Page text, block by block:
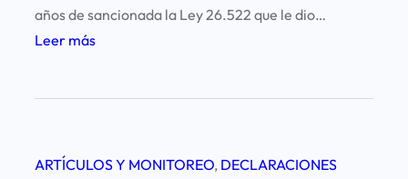
años de sancionada la Ley 26.522 que le dio…
Leer más:
r
ARTÍCULOS Y MONITOREO, DECLARACIONES